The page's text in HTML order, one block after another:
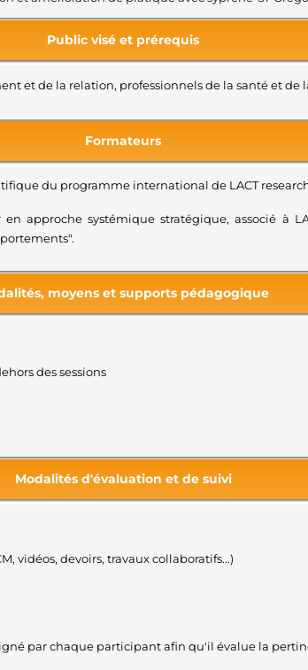
Public visé et prérequis
et de la relation, professionnels de la santé et de
Formateurs
du programme international de LACT
approche systémique stratégique, associé à
moyens et supports pédagogique
des sessions
Modalités d'évaluation et de suivi
vidéos, devoirs, travaux collaboratifs...)
par chaque participant afin qu'il évalue la